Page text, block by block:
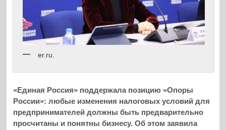
er.ru.
«Единая Россия» поддержала позицию «Опоры
России»: любые изменения налоговых условий для
предпринимателей должны быть предварительно
просчитаны и понятны бизнесу. Об этом заявила